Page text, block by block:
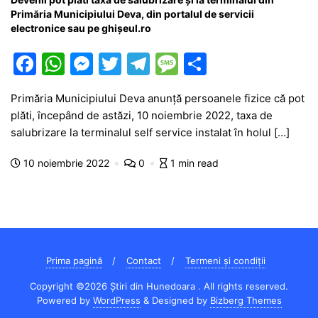
Primăria Municipiului Deva, din portalul de servicii
electronice sau pe ghișeul.ro
F
a
c
e
b
k
W
at
s
A
M
e
s
s
e
er
T
itt
er
T
e
gr
a
m
M
s
s
a
ta
je
a
Primăria Municipiului Deva anunță persoanele fizice că pot
plăti, începând de astăzi, 10 noiembrie 2022, taxa de
salubrizare la terminalul self service instalat în holul […]
10 noiembrie 2022 0 1 min read
Prima pagină Contact Termeni și condiții
Copyright ©2026 Știri din Hunedoara . All rights reserved.
Powered by WordPress & Designed by Bizberg Themes